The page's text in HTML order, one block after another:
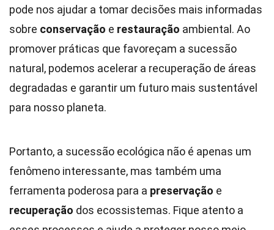
pode nos ajudar a tomar decisões mais informadas
sobre conservação e restauração ambiental. Ao
promover práticas que favoreçam a sucessão
natural, podemos acelerar a recuperação de áreas
degradadas e garantir um futuro mais sustentável
para nosso planeta.
Portanto, a sucessão ecológica não é apenas um
fenômeno interessante, mas também uma
ferramenta poderosa para a preservação e
recuperação dos ecossistemas. Fique atento a